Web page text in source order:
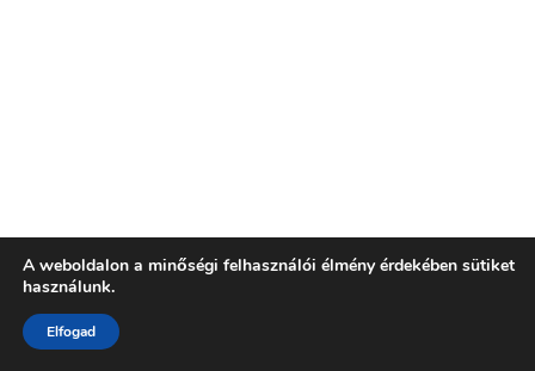
A weboldalon a minőségi felhasználói élmény érdekében sütiket
használunk.
Elfogad